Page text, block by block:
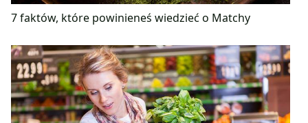
7 faktów, które powinieneś wiedzieć o Matchy